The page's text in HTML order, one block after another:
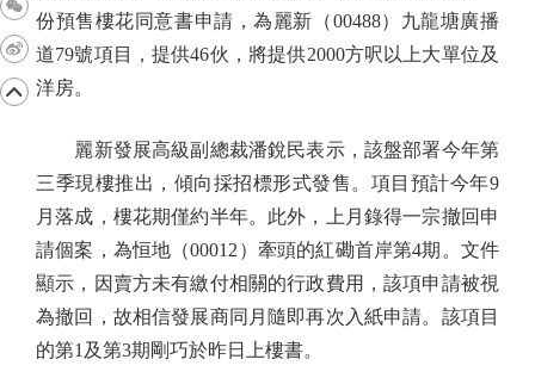
份預售樓花同意書申請，為麗新（00488）九龍塘廣播
道79號項目，提供46伙，將提供2000方呎以上大單位及
洋房。
麗新發展高級副總裁潘銳民表示，該盤部署今年第
三季現樓推出，傾向採招標形式發售。項目預計今年9
月落成，樓花期僅約半年。此外，上月錄得一宗撤回申
請個案，為恒地（00012）牽頭的紅磡首岸第4期。文件
顯示，因賣方未有繳付相關的行政費用，該項申請被視
為撤回，故相信發展商同月隨即再次入紙申請。該項目
的第1及第3期剛巧於昨日上樓書。